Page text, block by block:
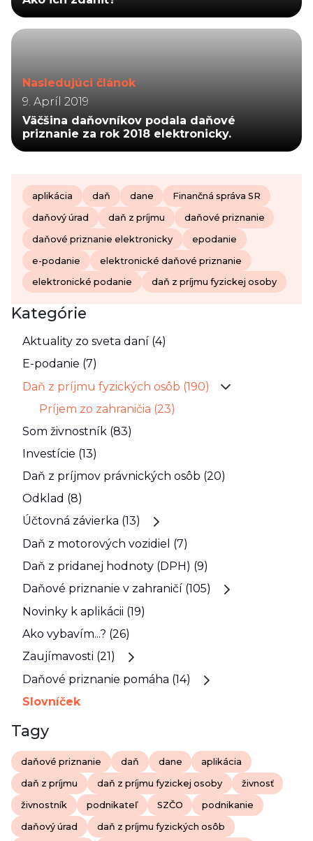
Nasledujúci článok
9. Apríl 2019
Väčšina daňovníkov podala daňové
priznanie za rok 2018 elektronicky.
aplikácia daň dane Finančná správa SR
daňový úrad daň z príjmu daňové priznanie
daňové priznanie elektronicky epodanie
e-podanie elektronické daňové priznanie
elektronické podanie daň z príjmu fyzickej osoby
Kategórie
Aktuality zo sveta daní (4)
E-podanie (7)
Daň z príjmu fyzických osôb (190)
Príjem zo zahraničia (23)
Som živnostník (83)
Investície (13)
Daň z príjmov právnických osôb (20)
Odklad (8)
Účtovná závierka (13)
Daň z motorových vozidiel (7)
Daň z pridanej hodnoty (DPH) (9)
Daňové priznanie v zahraničí (105)
Novinky k aplikácii (19)
Ako vybavím...? (26)
Zaujímavosti (21)
Daňové priznanie pomáha (14)
Slovníček
Tagy
daňové priznanie daň dane aplikácia
daň z príjmu daň z príjmu fyzickej osoby živnosť
živnostník podnikateľ SZČO podnikanie
daňový úrad daň z príjmu fyzických osôb